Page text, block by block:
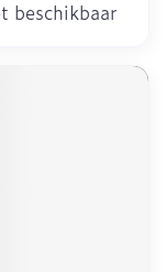
beschikbaar